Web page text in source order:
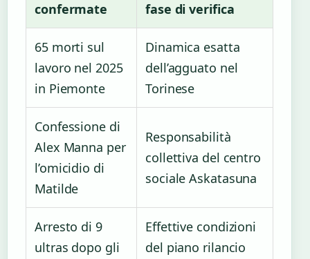
confermate
fase di verifica
65 morti sul
lavoro nel 2025
in Piemonte
Dinamica esatta
dell’agguato nel
Torinese
Confessione di
Alex Manna per
l’omicidio di
Matilde
Responsabilità
collettiva del centro
sociale Askatasuna
Arresto di 9
ultras dopo gli
Effettive condizioni
del piano rilancio